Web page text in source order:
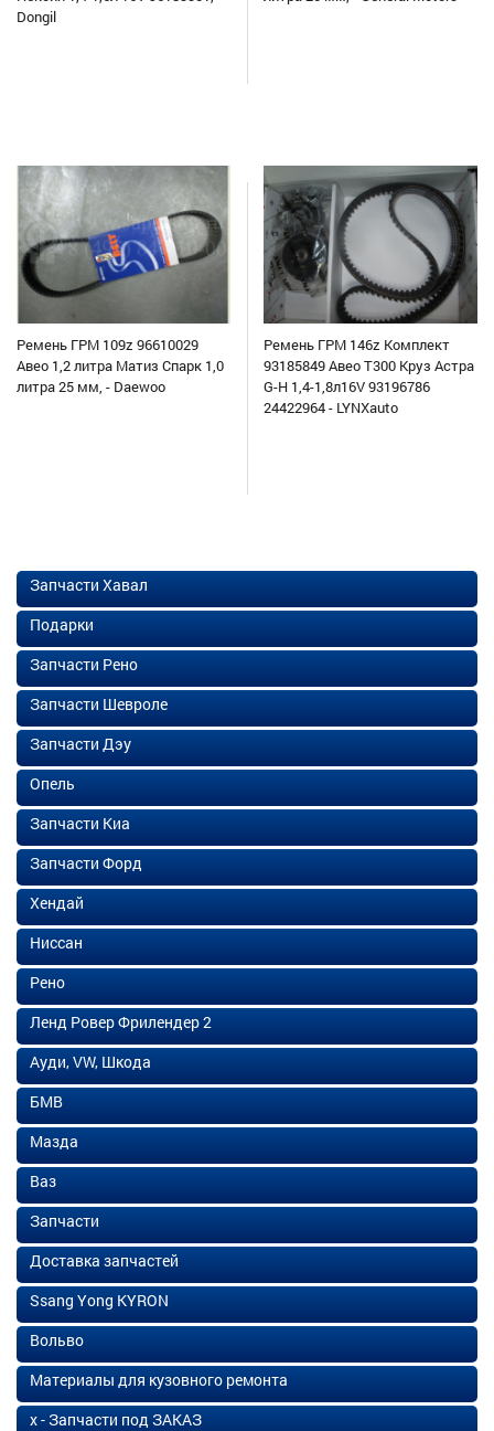
Dongil
Ремень ГРМ 109z 96610029
Авео 1,2 литра Матиз Спарк 1,0
литра 25 мм, - Daewoo
Ремень ГРМ 146z Комплект
93185849 Авео Т300 Круз Астра
G-H 1,4-1,8л16V 93196786
24422964 - LYNXauto
Запчасти Хавал
Подарки
Запчасти Рено
Запчасти Шевроле
Запчасти Дэу
Опель
Запчасти Киа
Запчасти Форд
Хендай
Ниссан
Рено
Ленд Ровер Фрилендер 2
Ауди, VW, Шкода
БМВ
Мазда
Ваз
Запчасти
Доставка запчастей
Ssang Yong KYRON
Вольво
Материалы для кузовного ремонта
х - Запчасти под ЗАКАЗ